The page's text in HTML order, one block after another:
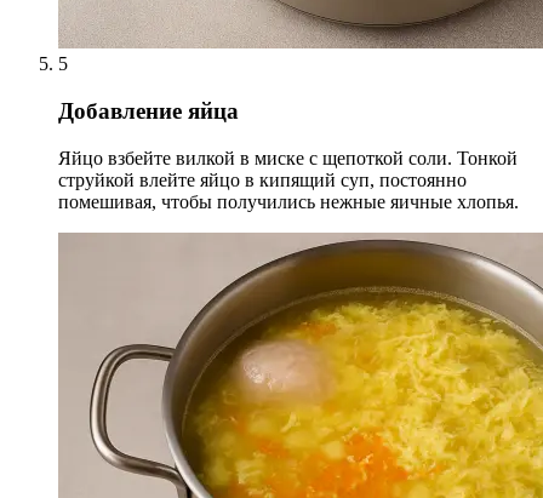
5
Добавление яйца
Яйцо взбейте вилкой в миске с щепоткой соли. Тонкой
струйкой влейте яйцо в кипящий суп, постоянно
помешивая, чтобы получились нежные яичные хлопья.